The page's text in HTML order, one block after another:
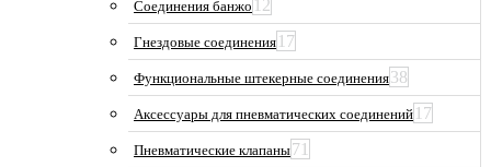
Соединения банжо 12
Гнездовые соединения 17
Функциональные штекерные соединения38
Аксессуары для пневматических соединений 17
Пневматические клапаны71